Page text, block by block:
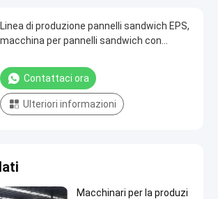
Linea di produzione pannelli sandwich EPS,
macchina per pannelli sandwich con
Contattaci ora
Ulteriori informazioni
Macchinari per la produzi